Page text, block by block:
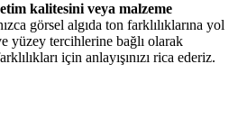
kalitesini veya malzeme
görsel algıda ton farklılıklarına yol
yüzey tercihlerine bağlı olarak
için anlayışınızı rica ederiz.